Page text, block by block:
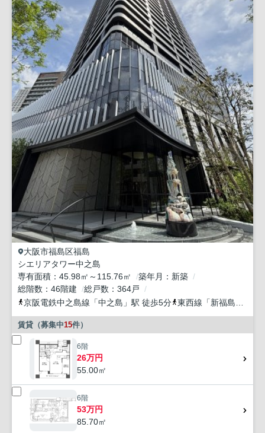
大阪市福島区福島
シエリアタワー中之島
専有面積
45.98㎡～115.76㎡ 築年月
新築
総階数
46階建 総戸数
364戸
京阪電鉄中之島線 「中之島 」駅 徒歩5分 東西線 「新福島
賃貸（募集中15件）
6階
26万円
55.00㎡
6階
53万円
85.70㎡